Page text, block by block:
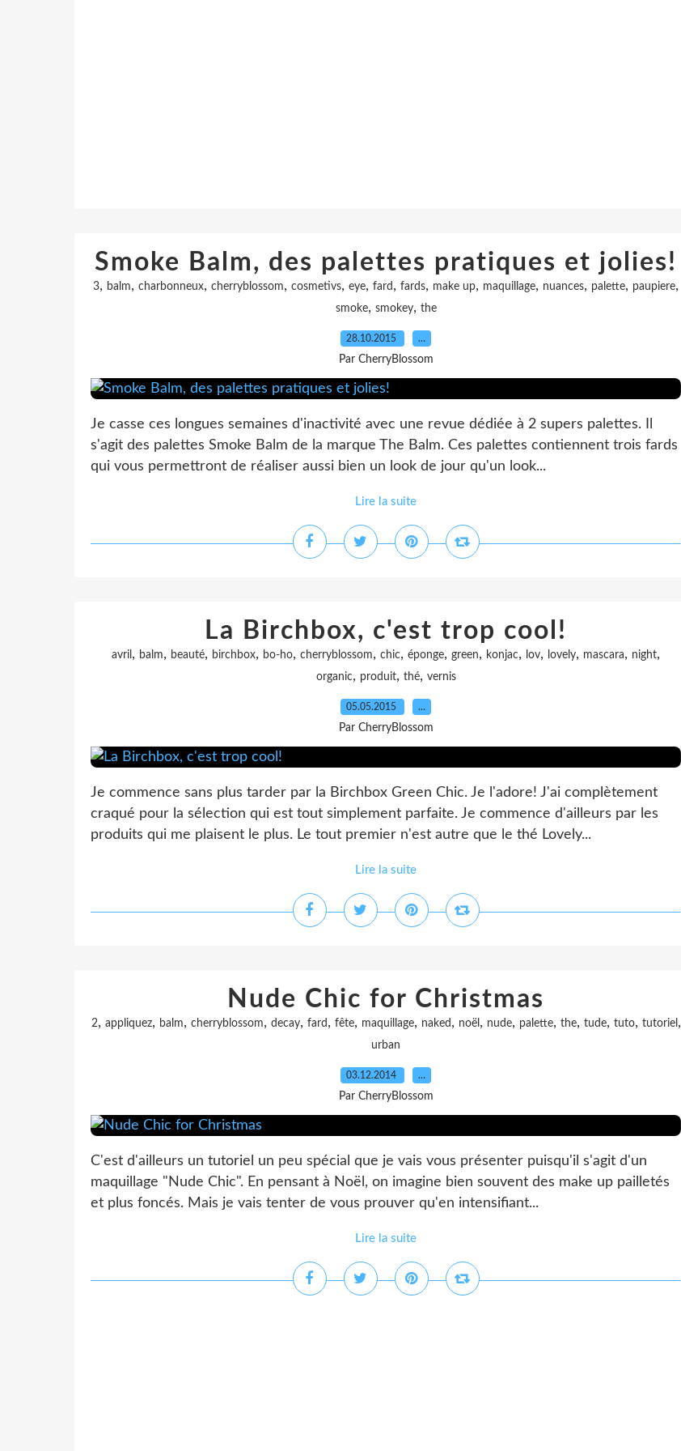
Smoke Balm, des palettes pratiques et jolies!
3, balm, charbonneux, cherryblossom, cosmetivs, eye, fard , fards, make up, maquillage, nuances, palette, paupiere,
smoke, smokey, the
28.10.2015 …
Par CherryBlossom
Je casse ces longues semaines d'inactivité avec une revue dédiée à 2 supers palettes. Il
s'agit des palettes Smoke Balm de la marque The Balm. Ces palettes contiennent trois fards
qui vous permettront de réaliser aussi bien un look de jour qu'un look...
Lire la suite
La Birchbox, c'est trop cool!
avril , balm, beauté, birchbox, bo-ho, cherryblossom, chic, éponge, green, konjac, lov, lovely, mascara, night,
organic, produit, thé, vernis
05.05.2015 …
Par CherryBlossom
Je commence sans plus tarder par la Birchbox Green Chic. Je l'adore! J'ai complètement
craqué pour la sélection qui est tout simplement parfaite. Je commence d'ailleurs par les
produits qui me plaisent le plus. Le tout premier n'est autre que le thé Lovely...
Lire la suite
Nude Chic for Christmas
2, appliquez, balm, cherryblossom, decay, fard , fête, maquillage, naked , noël, nude, palette, the, tude, tuto, tutoriel,
urban
03.12.2014 …
Par CherryBlossom
C'est d'ailleurs un tutoriel un peu spécial que je vais vous présenter puisqu'il s'agit d'un
maquillage "Nude Chic". En pensant à Noël, on imagine bien souvent des make up pailletés
et plus foncés. Mais je vais tenter de vous prouver qu'en intensifiant...
Lire la suite